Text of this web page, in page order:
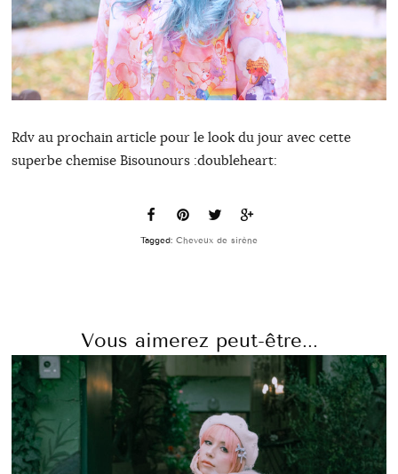
Rdv au prochain article pour le look du jour avec cette
superbe chemise Bisounours :doubleheart:
Tagged: Cheveux de sirène
Vous aimerez peut-être...